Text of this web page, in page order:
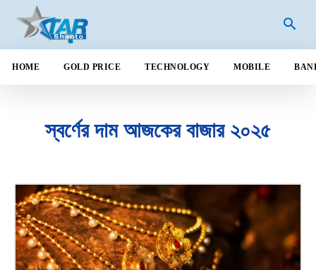
HOME GOLD PRICE TECHNOLOGY MOBILE
স্বর্ণের দাম আজকের বাজার ২০২৫